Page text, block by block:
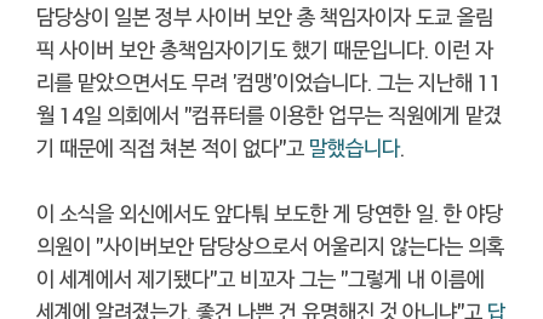
담당상이 일본 정부 사이버 보안 총 책임자이자 도쿄 올림
픽 사이버 보안 총책임자이기도 했기 때문입니다. 이런 자
리를 맡았으면서도 무려 '컴맹'이었습니다. 그는 지난해 11
월 14일 의회에서 "컴퓨터를 이용한 업무는 직원에게 맡겼
기 때문에 직접 쳐본 적이 없다"고 말했습니다.
이 소식을 외신에서도 앞다퉈 보도한 게 당연한 일. 한 야당
의원이 "사이버보안 담당상으로서 어울리지 않는다는 의혹
이 세계에서 제기됐다"고 비꼬자 그는 "그렇게 내 이름에
세계에 알려졌는가. 좋건 나쁜 건 유명해진 것 아니냐"고 답